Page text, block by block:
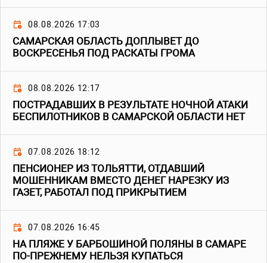
08.08.2026 17:03
САМАРСКАЯ ОБЛАСТЬ ДОПЛЫВЕТ ДО
ВОСКРЕСЕНЬЯ ПОД РАСКАТЫ ГРОМА
08.08.2026 12:17
ПОСТРАДАВШИХ В РЕЗУЛЬТАТЕ НОЧНОЙ АТАКИ
БЕСПИЛОТНИКОВ В САМАРСКОЙ ОБЛАСТИ НЕТ
07.08.2026 18:12
ПЕНСИОНЕР ИЗ ТОЛЬЯТТИ, ОТДАВШИЙ
МОШЕННИКАМ ВМЕСТО ДЕНЕГ НАРЕЗКУ ИЗ
ГАЗЕТ, РАБОТАЛ ПОД ПРИКРЫТИЕМ
07.08.2026 16:45
НА ПЛЯЖЕ У БАРБОШИНОЙ ПОЛЯНЫ В САМАРЕ
ПО-ПРЕЖНЕМУ НЕЛЬЗЯ КУПАТЬСЯ